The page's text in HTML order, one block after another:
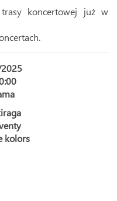
koncertowej już w
kolors